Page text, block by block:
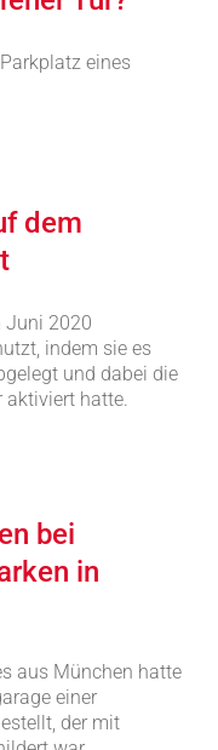
eines
dem
Juni 2020
indem sie es
und dabei die
aktiviert hatte.
bei
in
aus München hatte
einer
der mit